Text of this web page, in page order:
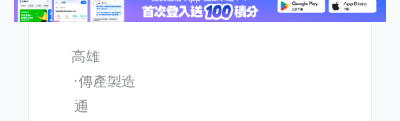
高雄
傳產製造
通